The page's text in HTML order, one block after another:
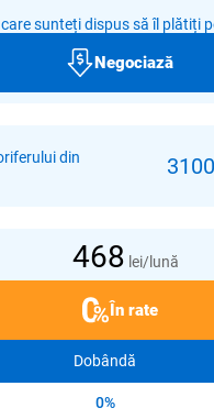
sunteți dispus să îl plătiți
Negociază
din
468 lei/lună
În rate
Dobândă
0%